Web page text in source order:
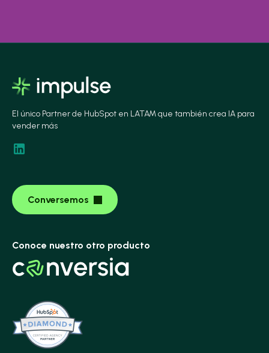
El único Partner de HubSpot en LATAM que también crea IA para
vender más
Conversemos
Conoce nuestro otro producto